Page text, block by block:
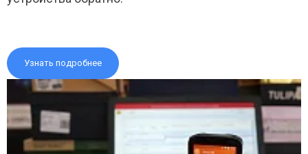
Узнать подробнее